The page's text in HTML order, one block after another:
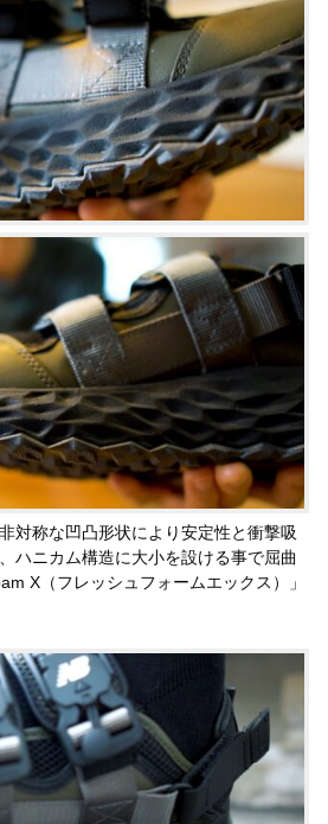
対称な凹凸形状により安定性と衝撃吸
ハニカム構造に大小を設ける事で屈曲
X（フレッシュフォームエックス）」